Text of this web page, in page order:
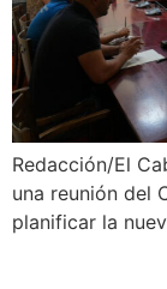
Redacción/El
una reunión del
planificar la